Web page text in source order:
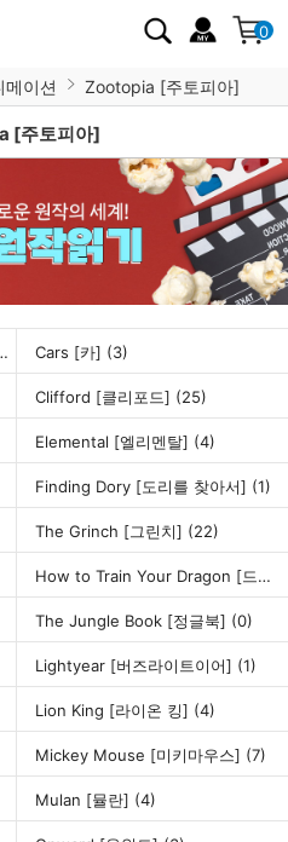
0
메이션 Zootopia [주토피아]
[주토피아]
Cars [카] (3)
Clifford [클리포드] (25)
Elemental [엘리멘탈] (4)
Finding Dory [도리를 찾아서] (1)
The Grinch [그린치] (22)
How to Train Your Dragon [드래곤 길들이기]
The Jungle Book [정글북] (0)
Lightyear [버즈라이트이어] (1)
Lion King [라이온 킹] (4)
Mickey Mouse [미키마우스] (7)
Mulan [뮬란] (4)